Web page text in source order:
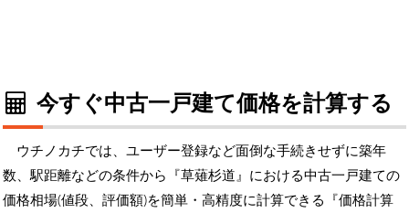
今すぐ中古一戸建て価格を計算する
ウチノカチでは、ユーザー登録など面倒な手続きせずに築年
数、駅距離などの条件から『草薙杉道』における中古一戸建ての
価格相場(値段、評価額)を簡単・高精度に計算できる『価格計算